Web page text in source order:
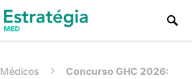
Concurso GHC 2026: